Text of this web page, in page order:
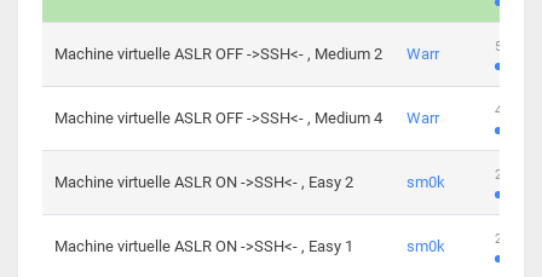
Machine virtuelle ASLR OFF ->SSH<- , Medium 2 Warr 509
Machine virtuelle ASLR OFF ->SSH<- , Medium 4 Warr 413
Machine virtuelle ASLR ON ->SSH<- , Easy 2 sm0k 247
Machine virtuelle ASLR ON ->SSH<- , Easy 1 sm0k 219